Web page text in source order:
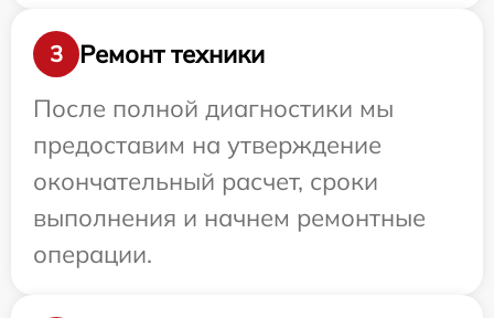
3
Ремонт техники
После полной диагностики мы
предоставим на утверждение
окончательный расчет, сроки
выполнения и начнем ремонтные
операции.